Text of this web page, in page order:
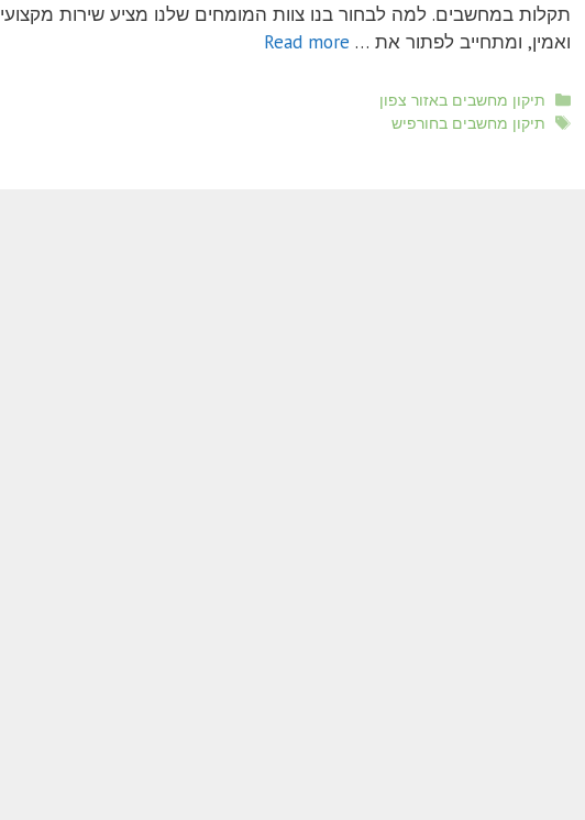
תקלות במחשבים. למה לבחור בנו צוות המומחים שלנו מציע שירות מקצועי
ואמין, ומתחייב לפתור את … Read more
קטגוריות
תיקון מחשבים באזור צפון
תגיות
תיקון מחשבים בחורפיש